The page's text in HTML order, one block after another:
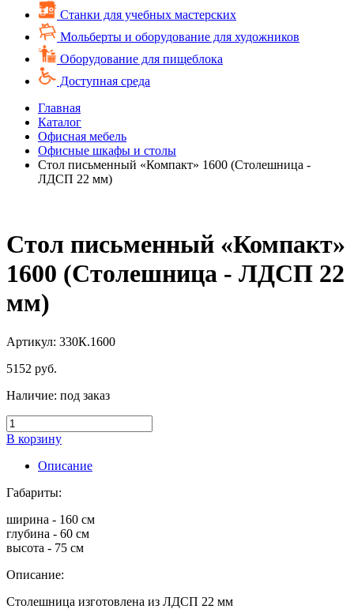
Cтанки для учебных мастерских
Мольберты и оборудование для художников
Оборудование для пищеблока
Доступная среда
Главная
Каталог
Офисная мебель
Офисные шкафы и столы
Стол письменный «Компакт» 1600 (Столешница -
ЛДСП 22 мм)
Стол письменный «Компакт»
1600 (Столешница - ЛДСП 22
мм)
Артикул: 330К.1600
5152 руб.
Наличие: под заказ
В корзину
Описание
Габариты:
ширина - 160 см
глубина - 60 см
высота - 75 см
Описание:
Столешница изготовлена из ЛДСП 22 мм